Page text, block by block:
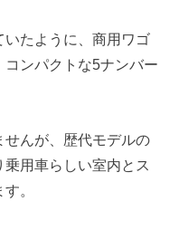
たように、商用ワゴ
ンパクトな5ナンバー
んが、歴代モデルの
用車らしい室内とス
。